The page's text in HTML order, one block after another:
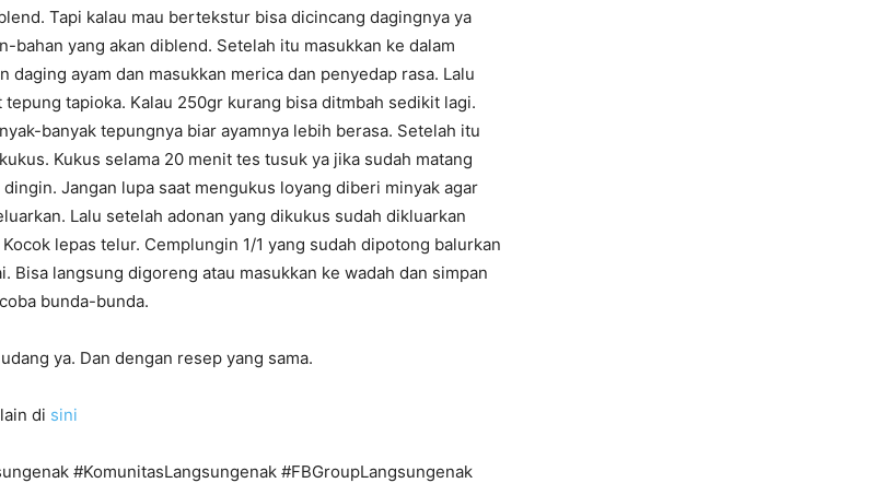
Tapi kalau mau bertekstur bisa dicincang dagingnya ya
bahan yang akan diblend. Setelah itu masukkan ke dalam
daging ayam dan masukkan merica dan penyedap rasa. Lalu
tapioka. Kalau 250gr kurang bisa ditmbah sedikit lagi.
banyak tepungnya biar ayamnya lebih berasa. Setelah itu
Kukus selama 20 menit tes tusuk ya jika sudah matang
Jangan lupa saat mengukus loyang diberi minyak agar
Lalu setelah adonan yang dikukus sudah dikluarkan
lepas telur. Cemplungin 1/1 yang sudah dipotong balurkan
Bisa langsung digoreng atau masukkan ke wadah dan simpan
bunda-bunda.
ya. Dan dengan resep yang sama.
di sini
#KomunitasLangsungenak #FBGroupLangsungenak